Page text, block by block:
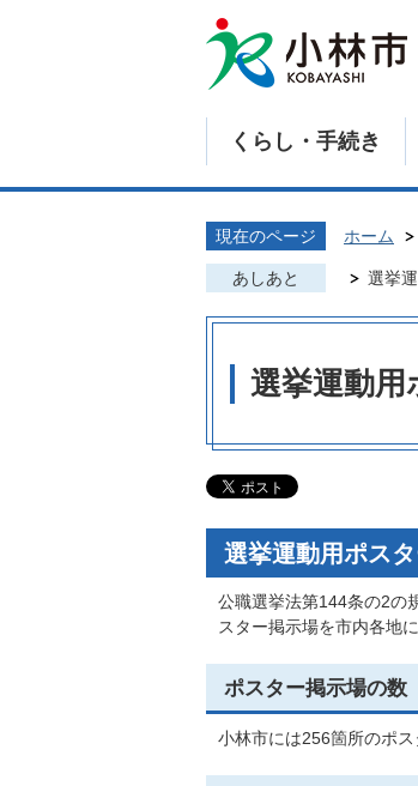
くらし・手続き
現在のページ ホーム
あしあと 選挙
選挙運動用
選挙運動用ポス
公職選挙法第144条の2の
スター掲示場を市内各地
ポスター掲示場の数
小林市には256箇所のポス